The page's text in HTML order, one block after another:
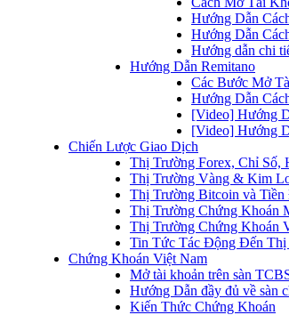
Hướng Dẫn
Hướng Dẫn
Hướng dẫn chi
Hướng Dẫn Remitano
Các Bước Mở
Hướng Dẫn
[Video] Hướng
[Video] Hướng
Chiến Lược Giao Dịch
Thị Trường Forex, Chỉ Số,
Thị Trường Vàng & Kim
Thị Trường Bitcoin và
Thị Trường Chứng Khoán
Thị Trường Chứng Khoán
Tin Tức Tác Động Đến Thị
Chứng Khoán Việt Nam
Mở tài khoản trên sàn
Hướng Dẫn đầy đủ về sàn
Kiến Thức Chứng Khoán